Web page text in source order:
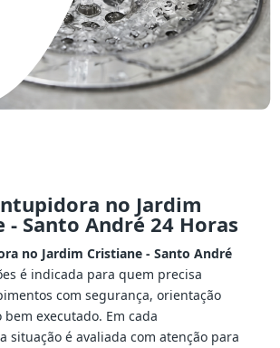
no Jardim
- Santo André 24 Horas
no Jardim Cristiane - Santo André
é indicada para quem precisa
com segurança, orientação
bem executado. Em cada
situação é avaliada com atenção para